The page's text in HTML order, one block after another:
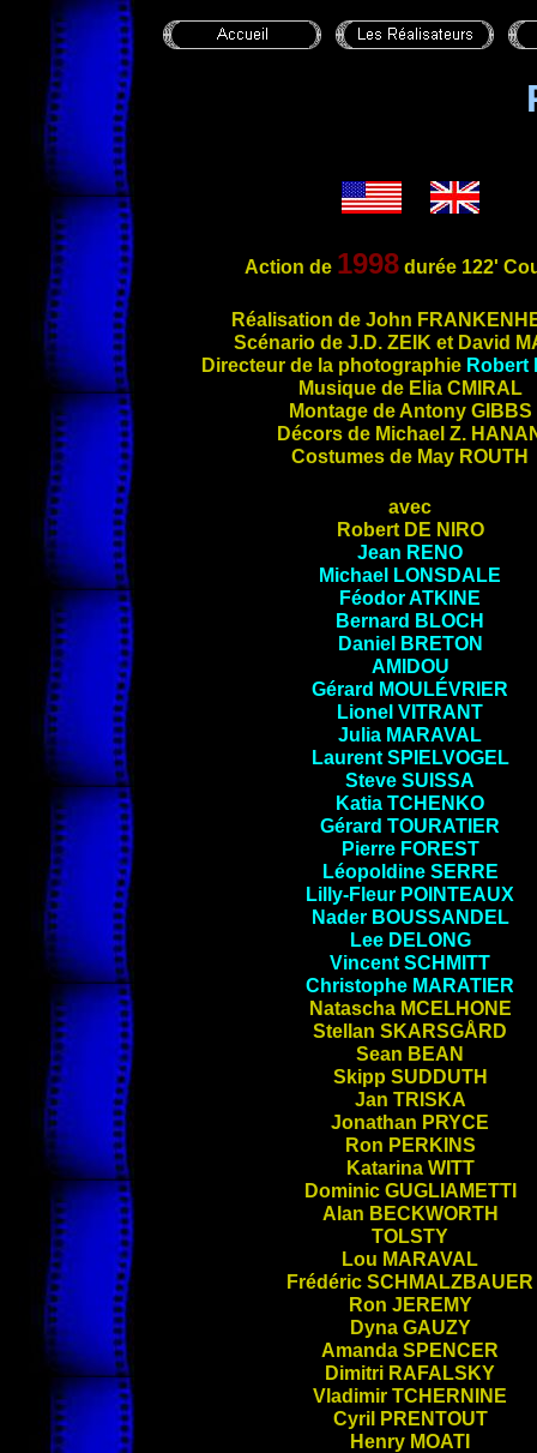
Action de 1998durée 122'
Réalisation de John
Scénario de J.D. ZEIK et David
Directeur de la photographie Robert
Musique de Elia CMIRAL
Montage de Antony GIBBS
Décors de Michael Z.
Costumes de May ROUTH
avec
Robert DE NIRO
Jean RENO
Michael LONSDALE
FéodorATKINE
Bernard BLOCH
Daniel BRETON
AMIDOU
Gérard MOULÉVRIER
Lionel VITRANT
Julia MARAVAL
Laurent SPIELVOGEL
Steve SUISSA
Katia TCHENKO
Gérard TOURATIER
Pierre FOREST
Léopoldine SERRE
Lilly-Fleur POINTEAUX
Nader BOUSSANDEL
Lee DELONG
Vincent SCHMITT
Christophe MARATIER
Natascha MCELHONE
Stellan SKARSGÅRD
Sean BEAN
Skipp SUDDUTH
Jan TRISKA
Jonathan PRYCE
Ron PERKINS
Katarina WITT
Dominic GUGLIAMETTI
Alan BECKWORTH
TOLSTY
Lou MARAVAL
Frédéric SCHMALZBAUER
Ron JEREMY
Dyna GAUZY
Amanda SPENCER
Dimitri RAFALSKY
Vladimir TCHERNINE
Cyril PRENTOUT
Henry MOATI